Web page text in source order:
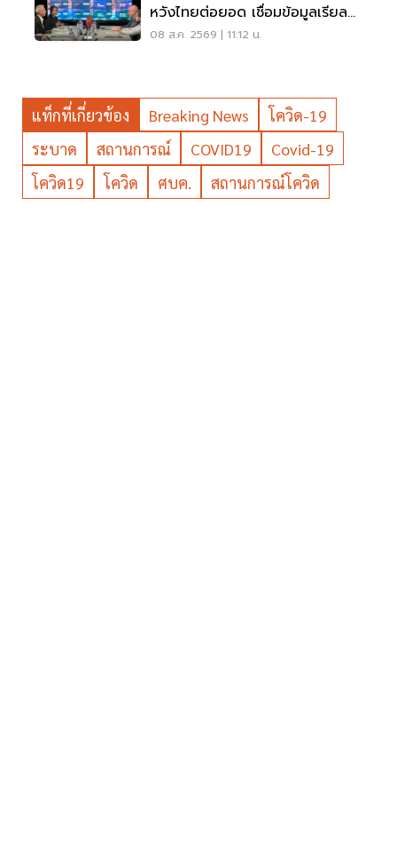
หวังไทยต่อยอด เชื่อมข้อมูลเรียล
ไทม์ แก้รถติด
08 ส.ค. 2569 | 11:12 น.
แท็กที่เกี่ยวข้อง Breaking News
โควิด-19
ระบาด
สถานการณ์ COVID19
Covid-19
โควิด19
โควิด ศบค. สถานการณ์โควิด